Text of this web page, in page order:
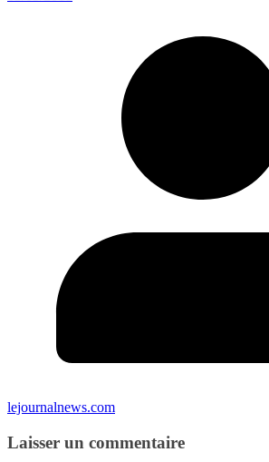
lejournalnews.com
Laisser un commentaire